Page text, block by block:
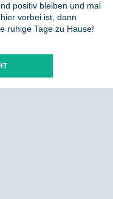
positiv bleiben und mal
vorbei ist, dann
ruhige Tage zu Hause!